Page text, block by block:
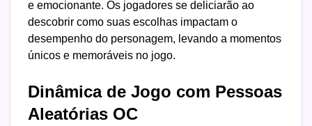
e emocionante. Os jogadores se deliciarão ao
descobrir como suas escolhas impactam o
desempenho do personagem, levando a momentos
únicos e memoráveis no jogo.
Dinâmica de Jogo com Pessoas
Aleatórias OC